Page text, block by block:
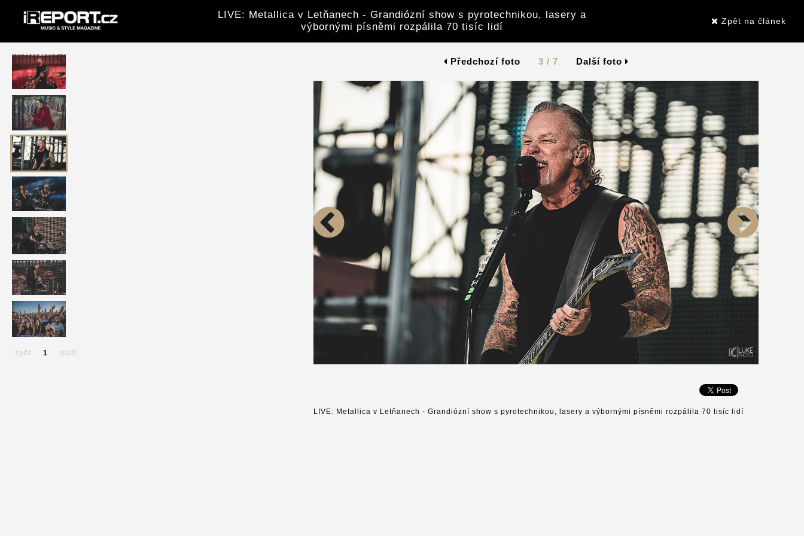
LIVE: Metallica v Letňanech - Grandiózní show s pyrotechnikou, lasery a
výbornými písněmi rozpálila 70 tisíc lidí
Zpět na článek
Předchozí foto 3 / 7 Další foto
LIVE: Metallica v Letňanech - Grandiózní show s pyrotechnikou, lasery a výbornými písněmi rozpálila 70 tisíc lidí
zpět 1 další